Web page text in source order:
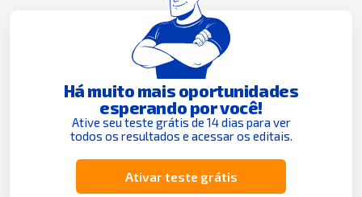
Há muito mais oportunidades
esperando por você!
Ative seu teste grátis de 14 dias para ver
todos os resultados e acessar os editais.
Ativar teste grátis